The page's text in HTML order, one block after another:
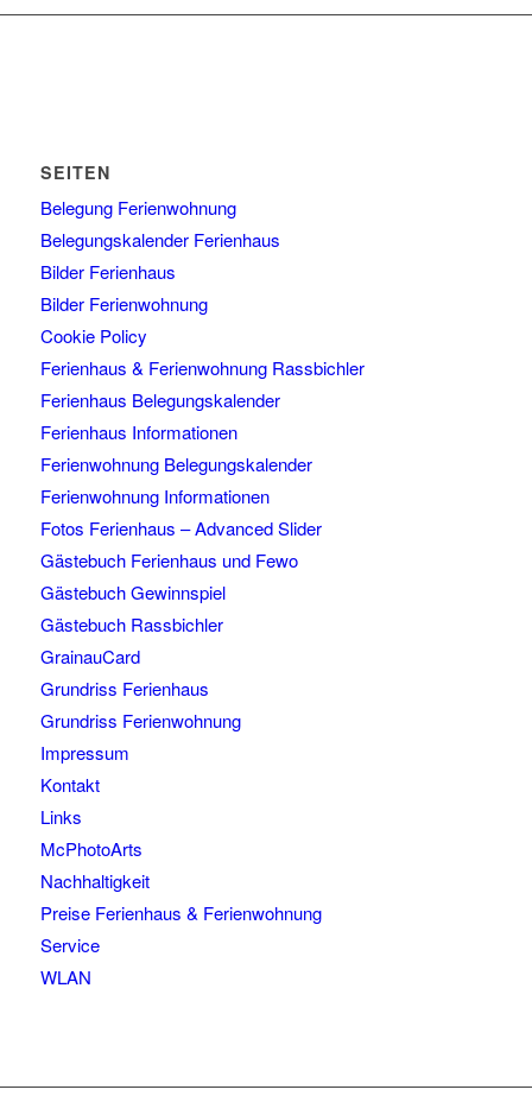
SEITEN
Belegung Ferienwohnung
Belegungskalender Ferienhaus
Bilder Ferienhaus
Bilder Ferienwohnung
Cookie Policy
Ferienhaus & Ferienwohnung Rassbichler
Ferienhaus Belegungskalender
Ferienhaus Informationen
Ferienwohnung Belegungskalender
Ferienwohnung Informationen
Fotos Ferienhaus – Advanced Slider
Gästebuch Ferienhaus und Fewo
Gästebuch Gewinnspiel
Gästebuch Rassbichler
GrainauCard
Grundriss Ferienhaus
Grundriss Ferienwohnung
Impressum
Kontakt
Links
McPhotoArts
Nachhaltigkeit
Preise Ferienhaus & Ferienwohnung
Service
WLAN